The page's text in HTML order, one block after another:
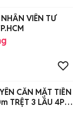
VIÊN TƯ
CĂN MẶT TIỀN
TRỆT 3 LẦU 4PN